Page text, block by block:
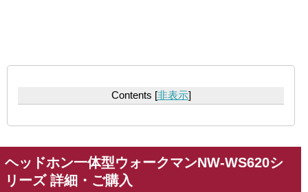
Contents [非表示]
ヘッドホン一体型ウォークマンNW-WS620シ
リーズ 詳細・ご購入